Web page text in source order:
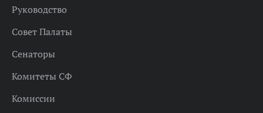
Руководство
Совет Палаты
Сенаторы
Комитеты СФ
Комиссии